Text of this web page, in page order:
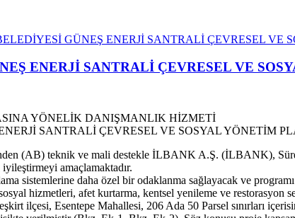
GÜNEŞ ENERJİ SANTRALİ ÇEVRESEL VE
ENERJİ SANTRALİ ÇEVRESEL VE
YÖNELİK DANIŞMANLIK HİZMETİ
(AB) teknik ve mali destekle İLBANK A.Ş. (İLBANK),
amaçlamaktadır.
sistemlerine daha özel bir odaklanma sağlayacak ve
hizmetleri, afet kurtarma, kentsel yenileme ve restorasyon
ilçesi, Esentepe Mahallesi, 206 Ada 50 Parsel sınırları